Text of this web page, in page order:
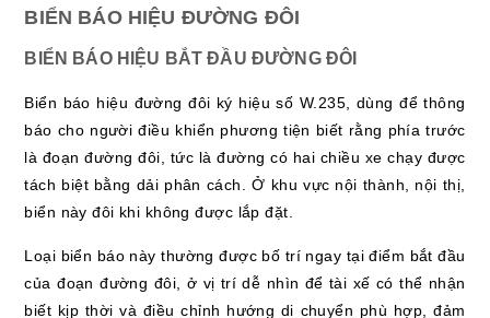
BIỂN BÁO HIỆU ĐƯỜNG ĐÔI
BIỂN BÁO HIỆU BẮT ĐẦU ĐƯỜNG ĐÔI
Biển báo hiệu đường đôi ký hiệu số W.235, dùng để thông
báo cho người điều khiển phương tiện biết rằng phía trước
là đoạn đường đôi, tức là đường có hai chiều xe chạy được
tách biệt bằng dải phân cách. Ở khu vực nội thành, nội thị,
biển này đôi khi không được lắp đặt.
Loại biển báo này thường được bố trí ngay tại điểm bắt đầu
của đoạn đường đôi, ở vị trí dễ nhìn để tài xế có thể nhận
biết kịp thời và điều chỉnh hướng di chuyển phù hợp, đảm